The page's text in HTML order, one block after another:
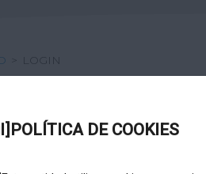
DE COOKIES
> LOGIN
mediante Cl@ve. Pulse no